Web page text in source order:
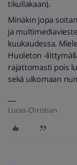
tikullakaan).
Minäkin jopa
ja
kuukaudessa.
Huoleton -
rajattomasti pois
sekä ulkomaan
Lucas-Christian